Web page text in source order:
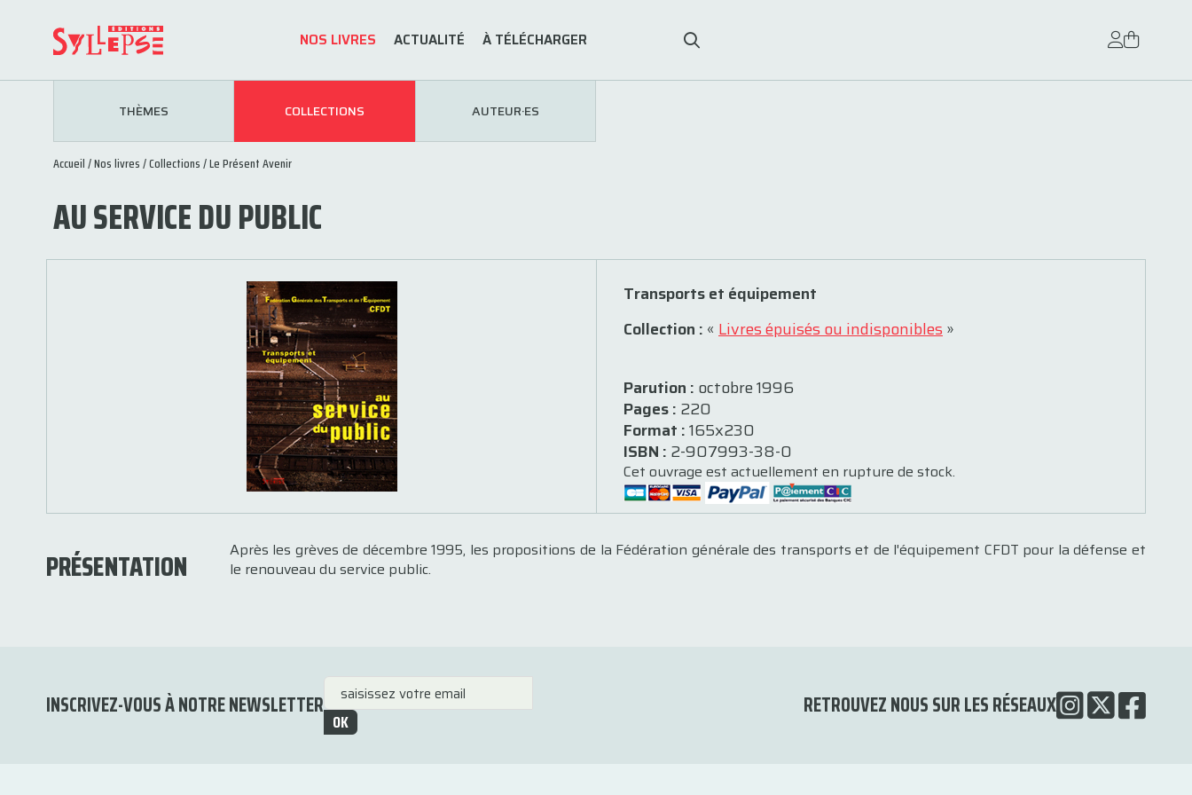
NOS LIVRES ACTUALITÉ À TÉLÉCHARGER
THÈMES COLLECTIONS AUTEUR·ES
Accueil/Nos livres/Collections/Le Présent Avenir
AU SERVICE DU PUBLIC
Cet ouvrage est actuellement en rupture de stock.
Transports et équipement
Collection : « Livres épuisés ou indisponibles»
Parution : octobre 1996
Pages : 220
Format :165x230
ISBN : 2-907993-38-0
PRÉSENTATION
Après les grèves de décembre 1995, les propositions de la Fédération générale des transports et de l'équipement CFDT pour la défense et
le renouveau du service public.
INSCRIVEZ-VOUS À NOTRE NEWSLETTER
OK
RETROUVEZ NOUS SUR LES RÉSEAUX